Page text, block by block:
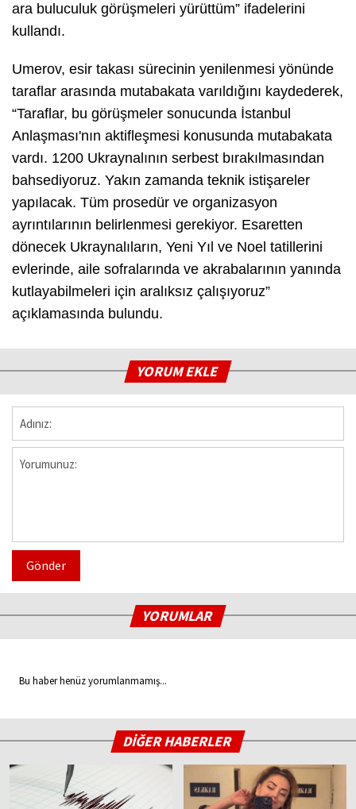
ara buluculuk görüşmeleri yürüttüm” ifadelerini
kullandı.
Umerov, esir takası sürecinin yenilenmesi yönünde
taraflar arasında mutabakata varıldığını kaydederek,
“Taraflar, bu görüşmeler sonucunda İstanbul
Anlaşması'nın aktifleşmesi konusunda mutabakata
vardı. 1200 Ukraynalının serbest bırakılmasından
bahsediyoruz. Yakın zamanda teknik istişareler
yapılacak. Tüm prosedür ve organizasyon
ayrıntılarının belirlenmesi gerekiyor. Esaretten
dönecek Ukraynalıların, Yeni Yıl ve Noel tatillerini
evlerinde, aile sofralarında ve akrabalarının yanında
kutlayabilmeleri için aralıksız çalışıyoruz”
açıklamasında bulundu.
YORUM EKLE
Gönder
YORUMLAR
Bu haber henüz yorumlanmamış...
DİĞER HABERLER